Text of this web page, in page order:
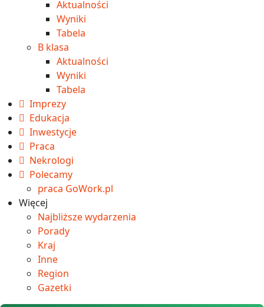
Aktualności
Wyniki
Tabela
B klasa
Aktualności
Wyniki
Tabela
Imprezy
Edukacja
Inwestycje
Praca
Nekrologi
Polecamy
praca GoWork.pl
Więcej
Najbliższe wydarzenia
Porady
Kraj
Inne
Region
Gazetki